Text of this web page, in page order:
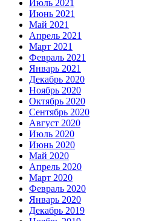
Июль 2021
Июнь 2021
Май 2021
Апрель 2021
Март 2021
Февраль 2021
Январь 2021
Декабрь 2020
Ноябрь 2020
Октябрь 2020
Сентябрь 2020
Август 2020
Июль 2020
Июнь 2020
Май 2020
Апрель 2020
Март 2020
Февраль 2020
Январь 2020
Декабрь 2019